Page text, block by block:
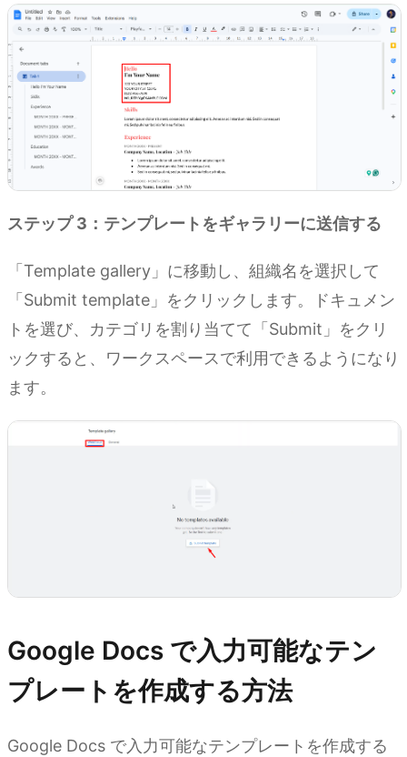
ステップ 3：テンプレートをギャラリーに送信する
「Template gallery」に移動し、組織名を選択して
「Submit template」をクリックします。ドキュメン
トを選び、カテゴリを割り当てて「Submit」をクリ
ックすると、ワークスペースで利用できるようになり
ます。
Google Docs で入力可能なテン
プレートを作成する方法
Google Docs で入力可能なテンプレートを作成する